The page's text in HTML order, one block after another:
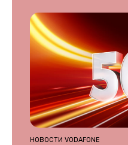
НОВОСТИ VODAFONE